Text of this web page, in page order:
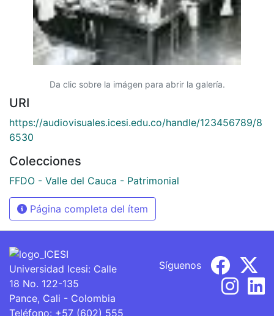
Da clic sobre la imágen para abrir la galería.
URI
https://audiovisuales.icesi.edu.co/handle/123456789/8
6530
Colecciones
FFDO - Valle del Cauca - Patrimonial
Página completa del ítem
Universidad Icesi: Calle
18 No. 122-135
Pance, Cali - Colombia
Teléfono: +57 (602) 555
Síguenos